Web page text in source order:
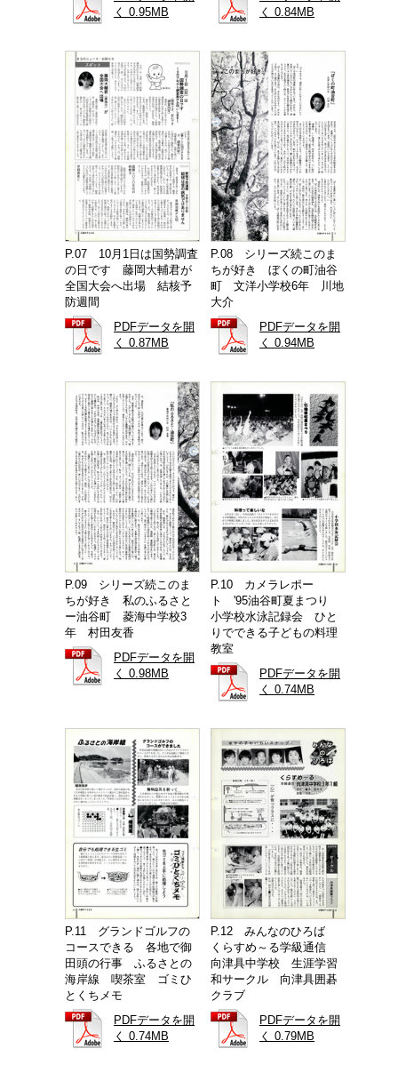
く 0.95MB
く 0.84MB
P.07 10月1日は国勢調査
の日です 藤岡大輔君が
全国大会へ出場 結核予
防週間
PDFデータを開
く 0.87MB
P.08 シリーズ続このま
ちが好き ぼくの町油谷
町 文洋小学校6年 川地
大介
PDFデータを開
く 0.94MB
P.09 シリーズ続このま
ちが好き 私のふるさと
ー油谷町 菱海中学校3
年 村田友香
PDFデータを開
く 0.98MB
P.10 カメラレポー
ト '95油谷町夏まつり
小学校水泳記録会 ひと
りでできる子どもの料理
教室
PDFデータを開
く 0.74MB
P.11 グランドゴルフの
コースできる 各地で御
田頭の行事 ふるさとの
海岸線 喫茶室 ゴミひ
とくちメモ
PDFデータを開
く 0.74MB
P.12 みんなのひろば
くらすめ～る学級通信
向津具中学校 生涯学習
和サークル 向津具囲碁
クラブ
PDFデータを開
く 0.79MB